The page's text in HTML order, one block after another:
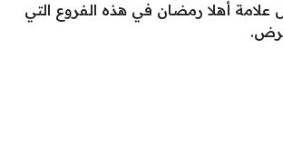
علامة أهلا رمضان في هذه الفروع التي